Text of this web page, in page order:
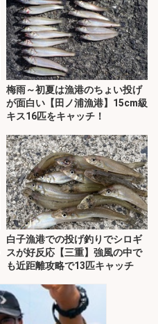
梅雨～初夏は漁港のちょい投げ
が面白い【田ノ浦漁港】15cm級
キス16匹をキャッチ！
白子漁港での投げ釣りでシロギ
スが好反応【三重】強風の中で
も近距離攻略で13匹キャッチ